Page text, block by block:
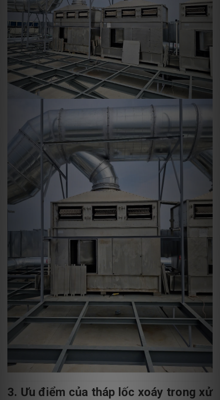
3. Ưu điểm của tháp lốc xoáy trong xử